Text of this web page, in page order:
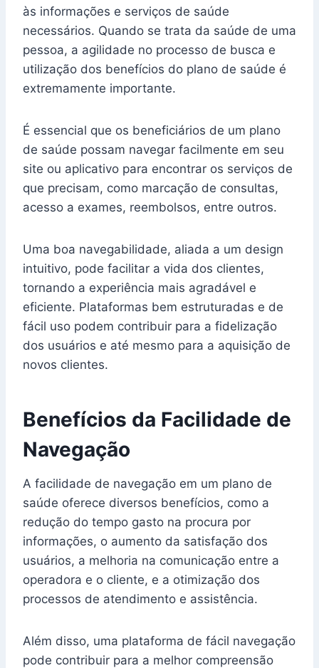
às informações e serviços de saúde
necessários. Quando se trata da saúde de uma
pessoa, a agilidade no processo de busca e
utilização dos benefícios do plano de saúde é
extremamente importante.
É essencial que os beneficiários de um plano
de saúde possam navegar facilmente em seu
site ou aplicativo para encontrar os serviços de
que precisam, como marcação de consultas,
acesso a exames, reembolsos, entre outros.
Uma boa navegabilidade, aliada a um design
intuitivo, pode facilitar a vida dos clientes,
tornando a experiência mais agradável e
eficiente. Plataformas bem estruturadas e de
fácil uso podem contribuir para a fidelização
dos usuários e até mesmo para a aquisição de
novos clientes.
Benefícios da Facilidade de
Navegação
A facilidade de navegação em um plano de
saúde oferece diversos benefícios, como a
redução do tempo gasto na procura por
informações, o aumento da satisfação dos
usuários, a melhoria na comunicação entre a
operadora e o cliente, e a otimização dos
processos de atendimento e assistência.
Além disso, uma plataforma de fácil navegação
pode contribuir para a melhor compreensão